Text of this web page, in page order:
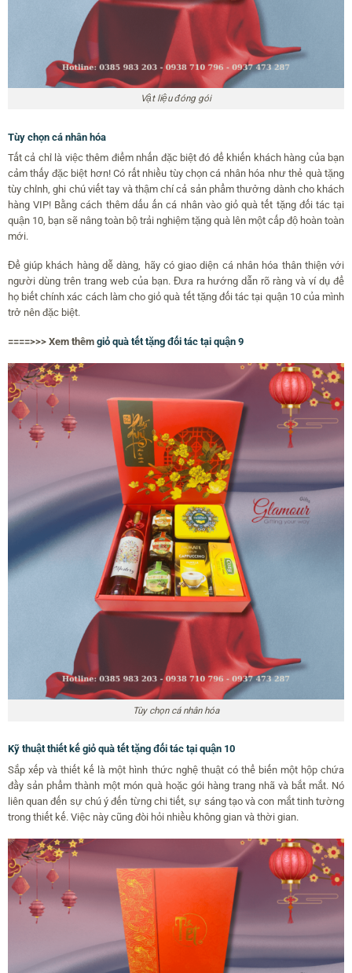
Vật liệu đóng gói
Tùy chọn cá nhân hóa
Tất cả chỉ là việc thêm điểm nhấn đặc biệt đó để khiến khách hàng của bạn
cảm thấy đặc biệt hơn! Có rất nhiều tùy chọn cá nhân hóa như thẻ quà tặng
tùy chỉnh, ghi chú viết tay và thậm chí cả sản phẩm thưởng dành cho khách
hàng VIP! Bằng cách thêm dấu ấn cá nhân vào giỏ quà tết tặng đối tác tại
quận 10, bạn sẽ nâng toàn bộ trải nghiệm tặng quà lên một cấp độ hoàn toàn
mới.
Để giúp khách hàng dễ dàng, hãy có giao diện cá nhân hóa thân thiện với
người dùng trên trang web của bạn. Đưa ra hướng dẫn rõ ràng và ví dụ để
họ biết chính xác cách làm cho giỏ quà tết tặng đối tác tại quận 10 của mình
trở nên đặc biệt.
====>>> Xem thêm giỏ quà tết tặng đối tác tại quận 9
Tùy chọn cá nhân hóa
Kỹ thuật thiết kế giỏ quà tết tặng đối tác tại quận 10
Sắp xếp và thiết kế là một hình thức nghệ thuật có thể biến một hộp chứa
đầy sản phẩm thành một món quà hoặc gói hàng trang nhã và bắt mắt. Nó
liên quan đến sự chú ý đến từng chi tiết, sự sáng tạo và con mắt tinh tường
trong thiết kế. Việc này cũng đòi hỏi nhiều không gian và thời gian.